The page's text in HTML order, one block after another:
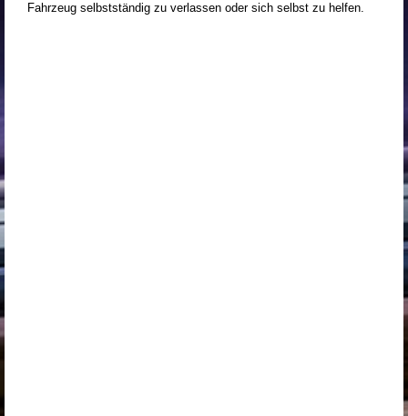
Fahrzeug selbstständig zu verlassen oder sich selbst zu helfen.